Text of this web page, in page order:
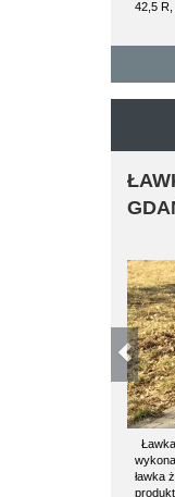
42,5 R, …
Ławka
wykonane
ławka
produktem